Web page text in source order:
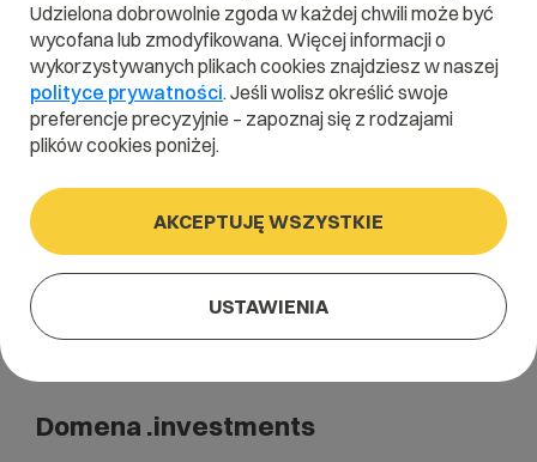
.investments
Szukaj
Domena .investments
Udzielona dobrowolnie zgoda w każdej chwili może być
wycofana lub zmodyfikowana. Więcej informacji o
wykorzystywanych plikach cookies znajdziesz w naszej
polityce prywatności. Jeśli wolisz określić swoje
preferencje precyzyjnie – zapoznaj się z rodzajami
plików cookies poniżej.
AKCEPTUJĘ WSZYSTKIE
USTAWIENIA